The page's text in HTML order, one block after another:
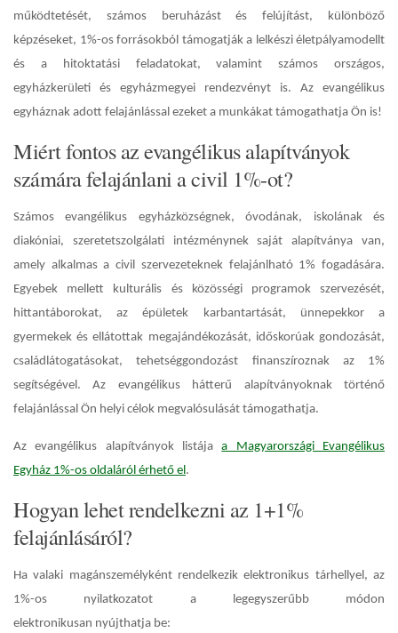
működtetését, számos beruházást és felújítást, különböző
képzéseket, 1%-os forrásokból támogatják a lelkészi életpályamodellt
és a hitoktatási feladatokat, valamint számos országos,
egyházkerületi és egyházmegyei rendezvényt is. Az evangélikus
egyháznak adott felajánlással ezeket a munkákat támogathatja Ön is!
Miért fontos az evangélikus alapítványok
számára felajánlani a civil 1%-ot?
Számos evangélikus egyházközségnek, óvodának, iskolának és
diakóniai, szeretetszolgálati intézménynek saját alapítványa van,
amely alkalmas a civil szervezeteknek felajánlható 1% fogadására.
Egyebek mellett kulturális és közösségi programok szervezését,
hittantáborokat, az épületek karbantartását, ünnepekkor a
gyermekek és ellátottak megajándékozását, időskorúak gondozását,
családlátogatásokat, tehetséggondozást finanszíroznak az 1%
segítségével. Az evangélikus hátterű alapítványoknak történő
felajánlással Ön helyi célok megvalósulását támogathatja.
Az evangélikus alapítványok listájaa Magyarországi Evangélikus
Egyház 1%-os oldaláról érhető el .
Hogyan lehet rendelkezni az 1+1%
felajánlásáról?
Ha valaki magánszemélyként rendelkezik elektronikus tárhellyel, az
1%-os nyilatkozatot a legegyszerűbb módon
elektronikusan nyújthatja be: